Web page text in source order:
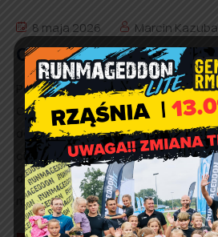
8 maja 2026 Marcin Kazuba
Czarni jadą zdobyć
Po przerwie ze względu na
Czarni Rząśnia. W ramach 16
do Rudej, zmierzyć się z
ciągle plasują się na drugiej
do lidera. Jeżeli chodzi o drużynę
miejsca, gromadząc w 15